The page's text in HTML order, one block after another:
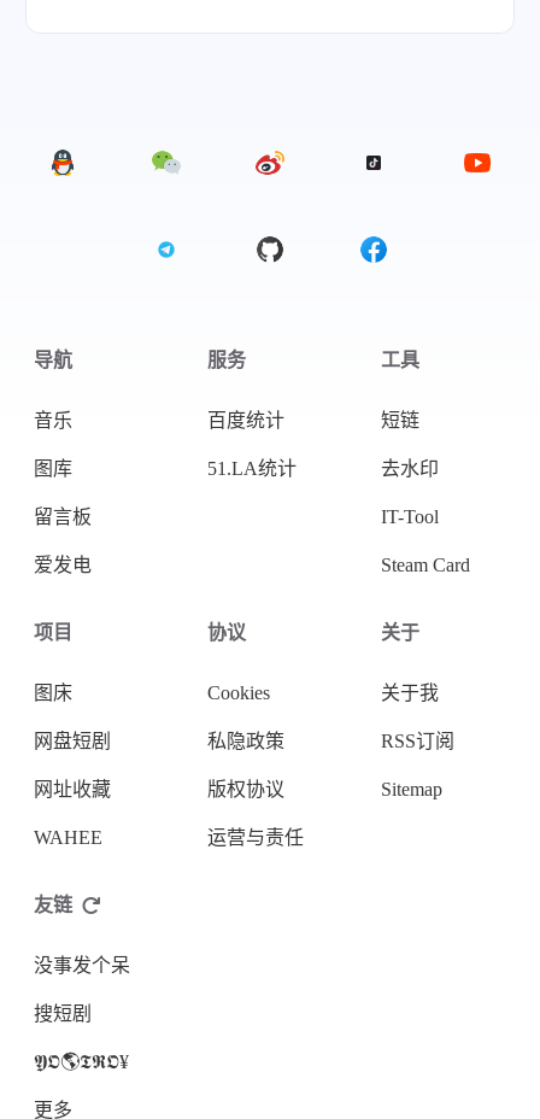
支付宝
导航
音乐
图库
留言板
爱发电
服务
百度统计
51.LA统计
工具
短链
去水印
IT-Tool
Steam Card
项目
图床
网盘短剧
网址收藏
WAHEE
协议
Cookies
私隐政策
版权协议
运营与责任
关于
关于我
RSS订阅
Sitemap
友链
没事发个呆
搜短剧
𝖄𝕺🌎𝕿𝕽𝕺¥
更多